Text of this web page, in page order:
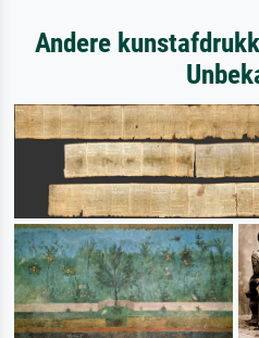
Andere